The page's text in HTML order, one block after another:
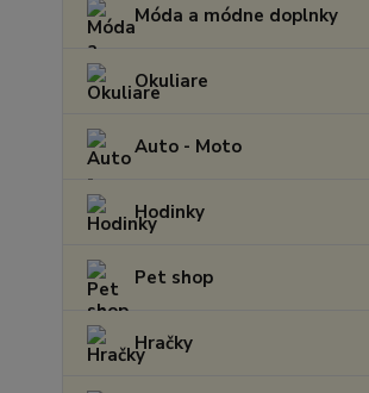
Móda a módne doplnky
Okuliare
Auto - Moto
Hodinky
Pet shop
Hračky